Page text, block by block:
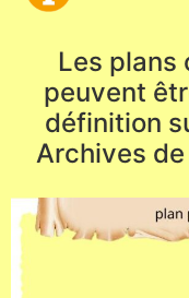
Les
peuvent
définition
Archives de